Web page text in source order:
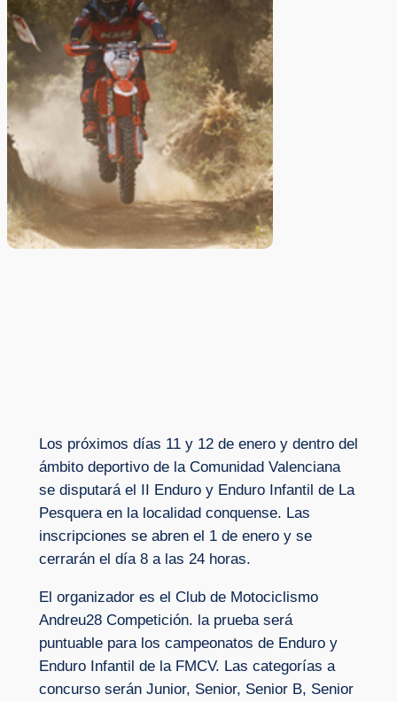
Los próximos días 11 y 12 de enero y dentro del
ámbito deportivo de la Comunidad Valenciana
se disputará el II Enduro y Enduro Infantil de La
Pesquera en la localidad conquense. Las
inscripciones se abren el 1 de enero y se
cerrarán el día 8 a las 24 horas.
El organizador es el Club de Motociclismo
Andreu28 Competición. la prueba será
puntuable para los campeonatos de Enduro y
Enduro Infantil de la FMCV. Las categorías a
concurso serán Junior, Senior, Senior B, Senior